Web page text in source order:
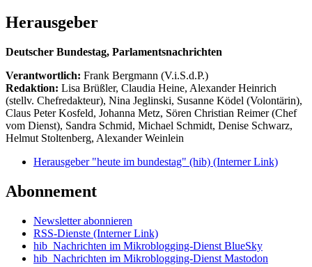
Herausgeber
Deutscher Bundestag, Parlamentsnachrichten
Verantwortlich: Frank Bergmann (V.i.S.d.P.)
Redaktion: Lisa Brüßler, Claudia Heine, Alexander Heinrich
(stellv. Chefredakteur), Nina Jeglinski, Susanne Ködel (Volontärin),
Claus Peter Kosfeld, Johanna Metz, Sören Christian Reimer (Chef
vom Dienst), Sandra Schmid, Michael Schmidt, Denise Schwarz,
Helmut Stoltenberg, Alexander Weinlein
Herausgeber "heute im bundestag" (hib) (Interner Link)
Abonnement
Newsletter abonnieren
RSS-Dienste (Interner Link)
hib_Nachrichten im Mikroblogging-Dienst BlueSky
hib_Nachrichten im Mikroblogging-Dienst Mastodon